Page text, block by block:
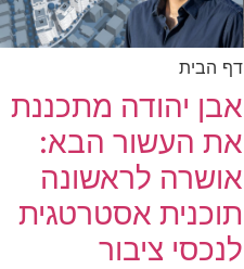
דף הבית
אבן יהודה מתכננת
את העשור הבא:
אושרה לראשונה
תוכנית אסטרטגית
לנכסי ציבור